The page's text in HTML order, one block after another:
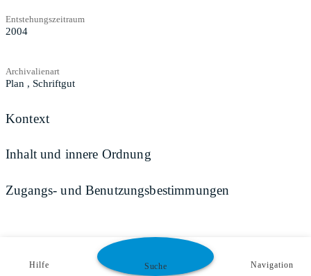
Entstehungszeitraum
2004
Archivalienart
Plan , Schriftgut
Kontext
Inhalt und innere Ordnung
Zugangs- und Benutzungsbestimmungen
Hilfe Suche Navigation